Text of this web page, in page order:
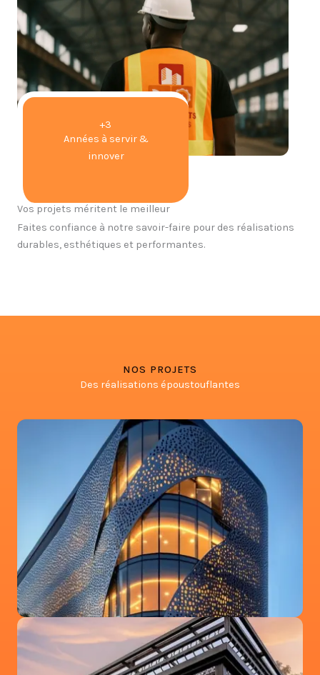
+3
Années à servir &
innover
Vos projets méritent le meilleur
Faites confiance à notre savoir-faire pour des réalisations
durables, esthétiques et performantes.
NOS PROJETS
Des réalisations époustouflantes